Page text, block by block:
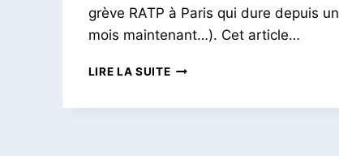
grève RATP à Paris qui dure depuis un
mois maintenant…). Cet article…
LIRE LA SUITELE